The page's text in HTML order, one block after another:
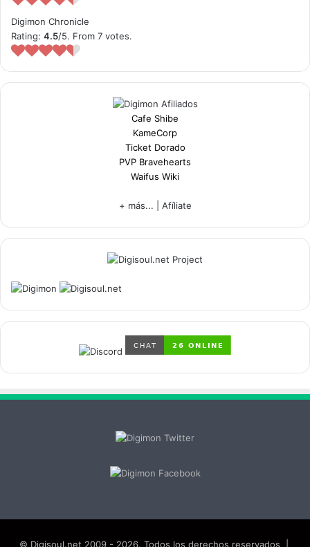
Digimon Chronicle
Rating: 4.5/5. From 7 votes.
Cafe Shibe
KameCorp
Ticket Dorado
PVP Bravehearts
Waifus Wiki
+ más... Afíliate
© Digisoul.net 2009 - 2026. Todos los derechos reservados |